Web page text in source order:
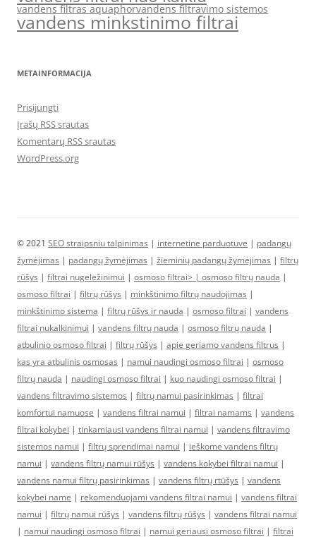
vandens filtras aquaphorvandens filtravimo sistemos
vandens minkstinimo filtrai
METAINFORMACIJA
Prisijungti
Įrašų RSS srautas
Komentarų RSS srautas
WordPress.org
© 2021 SEO straipsniu talpinimas | internetine parduotuve | padangų
žymėjimas | padangų žymėjimas | žieminių padangų žymėjimas | filtrų
rūšys | filtrai nugeležinimui | osmoso filtrai> | osmoso filtrų nauda |
osmoso filtrai | filtrų rūšys | minkštinimo filtrų naudojimas |
minkštinimo sistema | filtrų rūšys ir nauda | osmoso filtrai | vandens
filtrai nukalkinimui | vandens filtrų nauda | osmoso filtrų nauda |
atbulinio osmoso filtrai | filtrų rūšys | apie geriamo vandens filtrus |
kas yra atbulinis osmosas | namui naudingi osmoso filtrai | osmoso
filtrų nauda | naudingi osmoso filtrai | kuo naudingi osmoso filtrai |
vandens filtravimo sistemos | filtrų namui pasirinkimas | filtrai
komfortui namuose | vandens filtrai namui | filtrai namams | vandens
filtrai kokybei | tinkamiausi vandens filtrai namui | vandens filtravimo
sistemos namui | filtrų sprendimai namui | ieškome vandens filtrų
namui | vandens filtrų namui rūšys | vandens kokybei filtrai namui |
vandens namui filtrų pasirinkimas | vandens filtrų rtūšys | vandens
kokybei name | rekomenduojami vandens filtrai namui | vandens filtrai
namui | filtrų namui rūšys | vandens filtrų rūšys | vandens filtrai namui
| namui naudingi osmoso filtrai | namui geriausi osmoso filtrai | filtrai